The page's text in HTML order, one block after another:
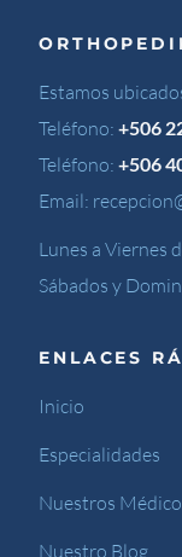
Estamos
Teléfono:+506
Teléfono:+506
Email:
Lunes a Viernes
Sábados y
ENLACES
Inicio
Especialidades
Nuestros
Nuestro Blog